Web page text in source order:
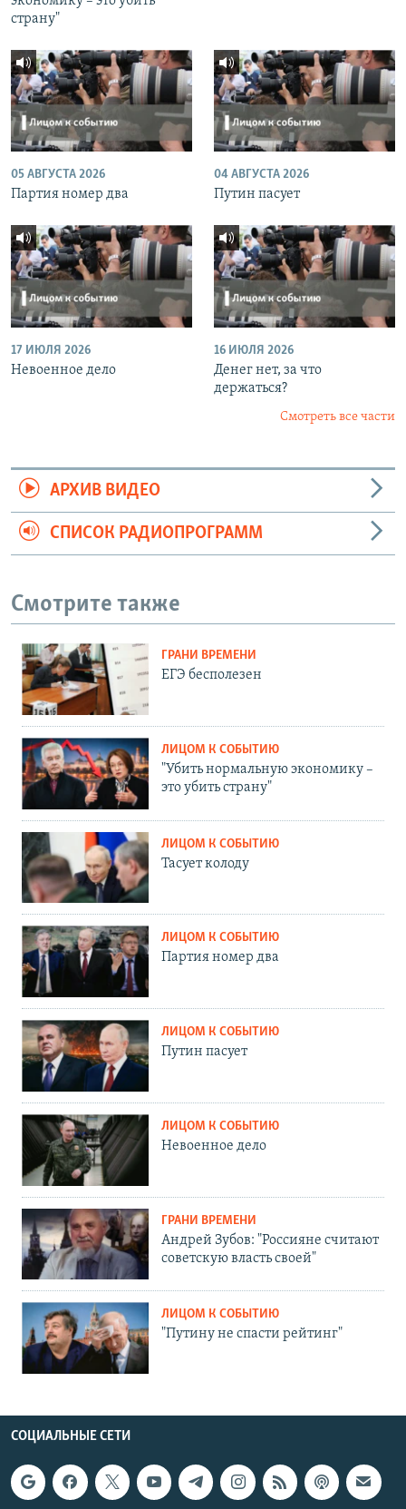
страну"
05 АВГУСТА 2026
Партия номер два
04 АВГУСТА 2026
Путин пасует
17 ИЮЛЯ 2026
Невоенное дело
16 ИЮЛЯ 2026
Денег нет, за что
держаться?
Смотреть все части
АРХИВ ВИДЕО
СПИСОК РАДИОПРОГРАММ
Смотрите также
ГРАНИ ВРЕМЕНИ
ЕГЭ бесполезен
ЛИЦОМ К СОБЫТИЮ
"Убить нормальную экономику –
это убить страну"
ЛИЦОМ К СОБЫТИЮ
Тасует колоду
ЛИЦОМ К СОБЫТИЮ
Партия номер два
ЛИЦОМ К СОБЫТИЮ
Путин пасует
ЛИЦОМ К СОБЫТИЮ
Невоенное дело
ГРАНИ ВРЕМЕНИ
Андрей Зубов: "Россияне считают
советскую власть своей"
ЛИЦОМ К СОБЫТИЮ
"Путину не спасти рейтинг"
СОЦИАЛЬНЫЕ СЕТИ